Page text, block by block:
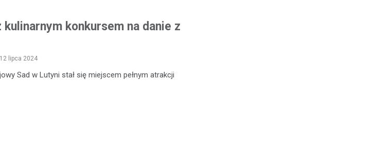
kulinarnym konkursem na danie z
12 lipca 2024
Sad w Lutyni stał się miejscem pełnym atrakcji